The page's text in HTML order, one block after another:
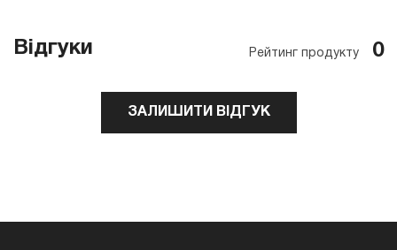
Відгуки Рейтинг продукту 0
ЗАЛИШИТИ ВІДГУК